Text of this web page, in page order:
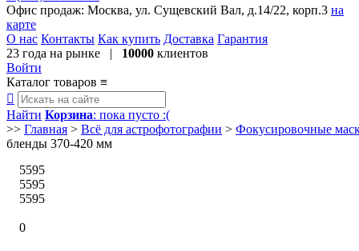
Офис продаж: Москва, ул. Сущевский Вал, д.14/22, корп.3 на
карте
О нас Контакты Как купить Доставка Гарантия
23 года на рынке | 10000 клиентов
Войти
Каталог товаров ≡

Найти Корзина: пока пусто :(
>> Главная > Всё для астрофотографии > Фокусировочные
бленды 370-420 мм
5595
5595
5595
0